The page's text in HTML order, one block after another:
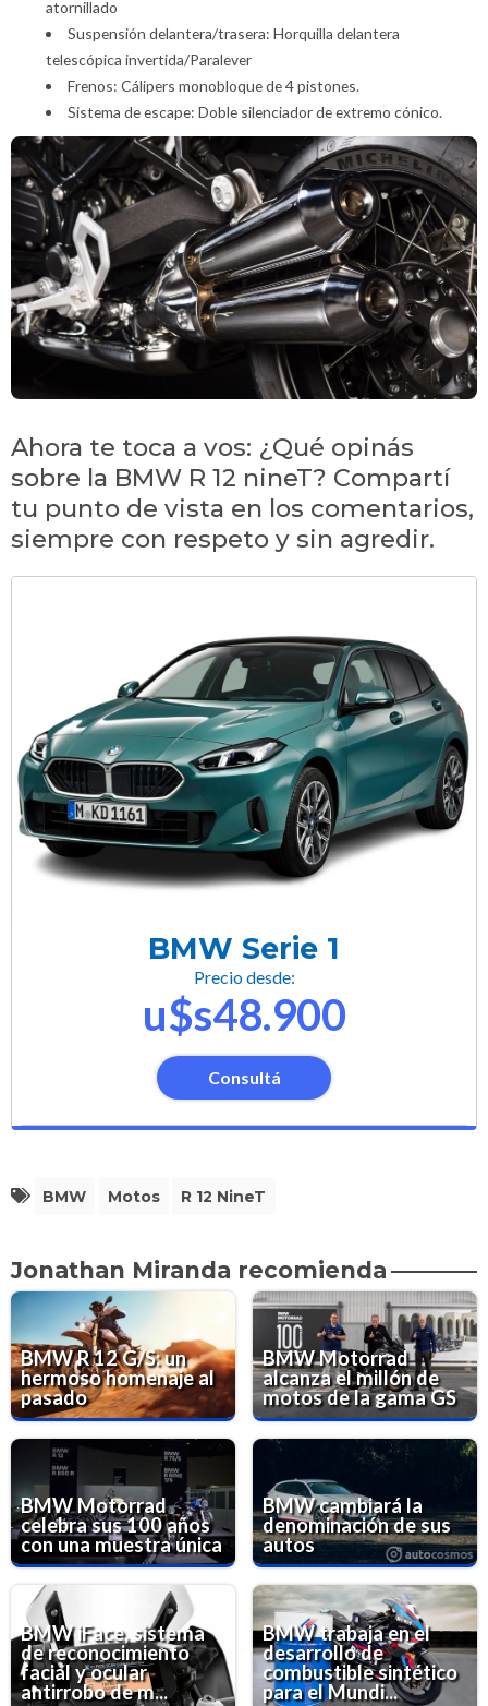
atornillado
Suspensión delantera/trasera: Horquilla delantera
telescópica invertida/Paralever
Frenos: Cálipers monobloque de 4 pistones.
Sistema de escape: Doble silenciador de extremo cónico.
Ahora te toca a vos: ¿Qué opinás
sobre la BMW R 12 nineT? Compartí
tu punto de vista en los comentarios,
siempre con respeto y sin agredir.
BMW Serie 1
Precio desde:
u$s48.900
Consultá
BMW Motos R 12 NineT
Jonathan Miranda recomienda
BMW R 12 G/S: un
hermoso homenaje al
pasado
BMW Motorrad
alcanza el millón de
motos de la gama GS
BMW Motorrad
celebra sus 100 años
con una muestra única
BMW cambiará la
denominación de sus
autos
BMW iFace, sistema
de reconocimiento
facial y ocular
antirrobo de m...
BMW trabaja en el
desarrollo de
combustible sintético
para el Mundi...